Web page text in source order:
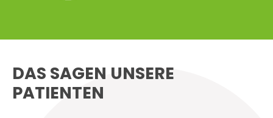
DAS SAGEN UNSERE
PATIENTEN